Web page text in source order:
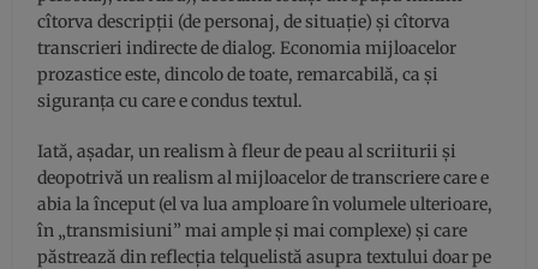
cîtorva descripţii (de personaj, de situaţie) şi cîtorva
transcrieri indirecte de dialog. Economia mijloacelor
prozastice este, dincolo de toate, remarcabilă, ca şi
siguranţa cu care e condus textul.
Iată, aşadar, un realism à fleur de peau al scriiturii şi
deopotrivă un realism al mijloacelor de transcriere care e
abia la început (el va lua amploare în volumele ulterioare,
în „transmisiuni” mai ample şi mai complexe) şi care
păstrează din reflecţia telquelistă asupra textului doar pe